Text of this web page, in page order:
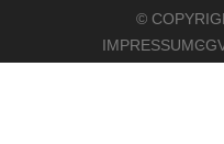
©
IMPRESSUM